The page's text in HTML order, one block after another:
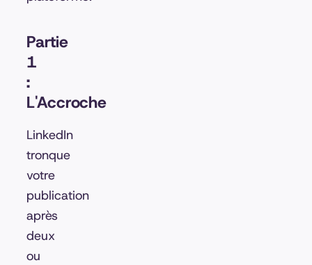
Partie
1
:
L'Accroche
LinkedIn
tronque
votre
publication
après
deux
ou